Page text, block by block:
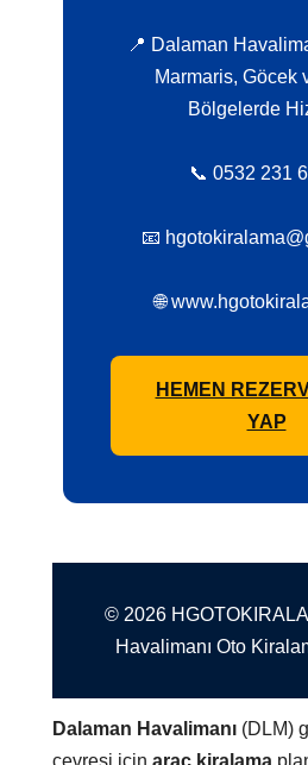
📍 Dalaman
Marmaris, Göcek
Bölgelerde
📞 0532 231
📧
🌐
HEMEN
YAP
© 2026
Havalimanı Oto
Dalaman Havalimanı (DLM)